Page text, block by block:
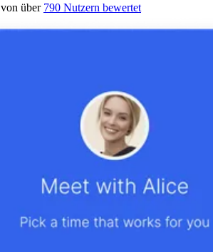
von über 790 Nutzern bewertet